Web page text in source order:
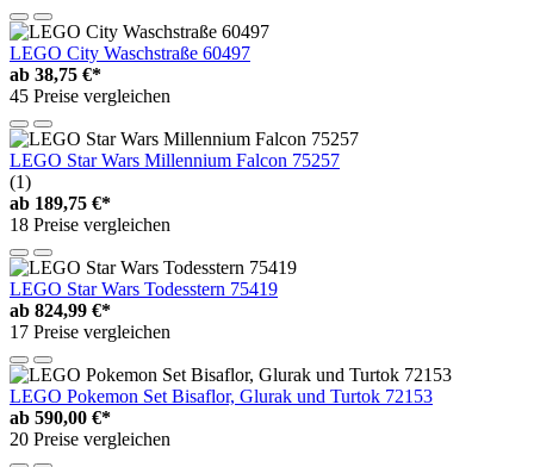
LEGO City Waschstraße 60497
ab 38,75 €*
45 Preise vergleichen
LEGO Star Wars Millennium Falcon 75257
(1)
ab 189,75 €*
18 Preise vergleichen
LEGO Star Wars Todesstern 75419
ab 824,99 €*
17 Preise vergleichen
LEGO Pokemon Set Bisaflor, Glurak und Turtok 72153
ab 590,00 €*
20 Preise vergleichen